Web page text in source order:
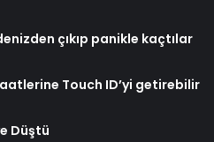
çıkıp panikle kaçtılar
Touch ID’yi getirebilir
Düştü